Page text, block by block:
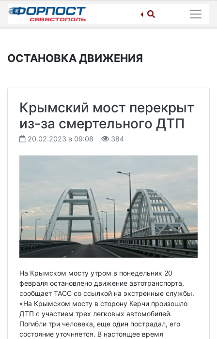
Skip
content
ОСТАНОВКА ДВИЖЕНИЯ
Крымский мост перекрыт
из-за смертельного ДТП
20.02.2023 в 09:08 384
На Крымском мосту утром в понедельник 20
февраля остановлено движение автотранспорта,
сообщает ТАСС со ссылкой на экстренные службы.
«На Крымском мосту в сторону Керчи произошло
ДТП с участием трех легковых автомобилей.
Погибли три человека, еще один пострадал, его
состояние уточняется. В настоящее время